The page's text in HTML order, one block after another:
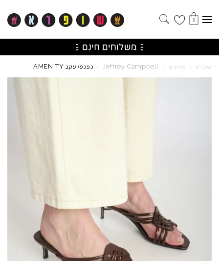
0
שופרא / מותגים /
Jeffrey Campbell
/ כפכפי עקב AMENITY